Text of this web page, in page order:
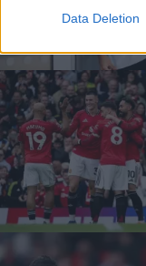
Data Deletion